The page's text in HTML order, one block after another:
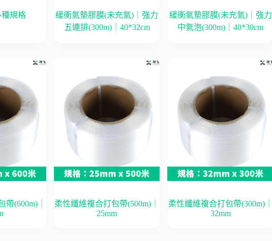
規格
緩衝氣墊膠膜(未充氣)｜強力
五連排(300m)｜40*32cm
緩衝氣墊膠膜(未充氣)｜強力
中氣泡(300m)｜40*30cm
(600m)｜
柔性纖維複合打包帶(500m)｜
25mm
柔性纖維複合打包帶(300m)｜
32mm